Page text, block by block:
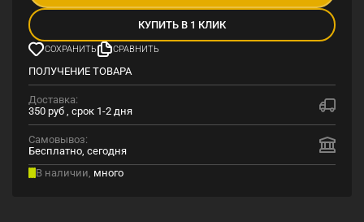
КУПИТЬ В 1 КЛИК
СОХРАНИТЬ СРАВНИТЬ
ПОЛУЧЕНИЕ ТОВАРА
Доставка:
350 руб , срок 1-2 дня
Самовывоз:
Бесплатно, сегодня
В наличии, много